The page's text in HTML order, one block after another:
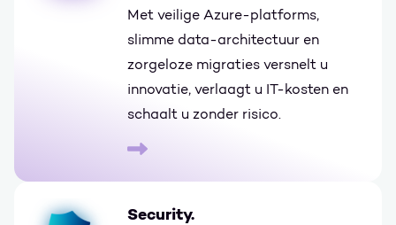
Met veilige Azure-platforms,
slimme data-architectuur en
zorgeloze migraties versnelt u
innovatie, verlaagt u IT-kosten en
schaalt u zonder risico.
Go to Cloud & AI Platforms.
Security.